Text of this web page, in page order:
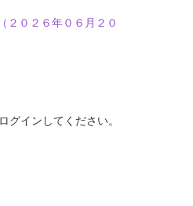
２０２６年０６月２０
グインしてください。